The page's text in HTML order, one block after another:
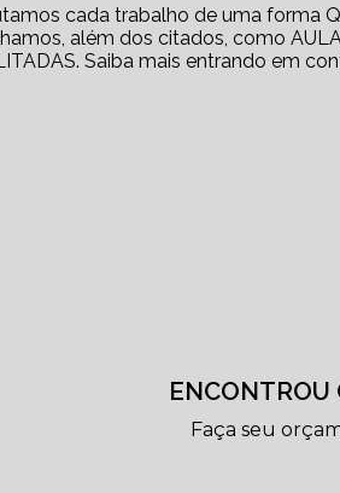
cada trabalho de uma forma
além dos citados, como
Saiba mais entrando em
ENCONTROU
Faça seu